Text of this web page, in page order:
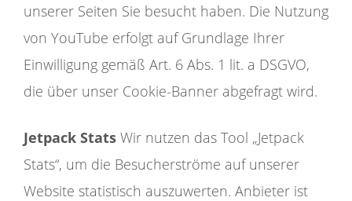
unserer Seiten Sie besucht haben. Die Nutzung
von YouTube erfolgt auf Grundlage Ihrer
Einwilligung gemäß Art. 6 Abs. 1 lit. a DSGVO,
die über unser Cookie-Banner abgefragt wird.
Jetpack Stats Wir nutzen das Tool „Jetpack
Stats“, um die Besucherströme auf unserer
Website statistisch auszuwerten. Anbieter ist